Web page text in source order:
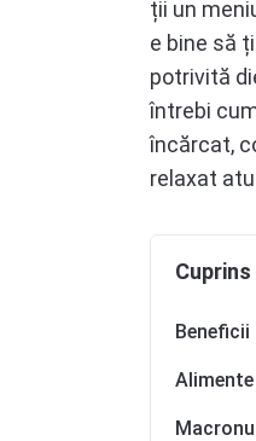
ții un
e bine să
potrivită
întrebi
încărcat,
relaxat
Cuprins